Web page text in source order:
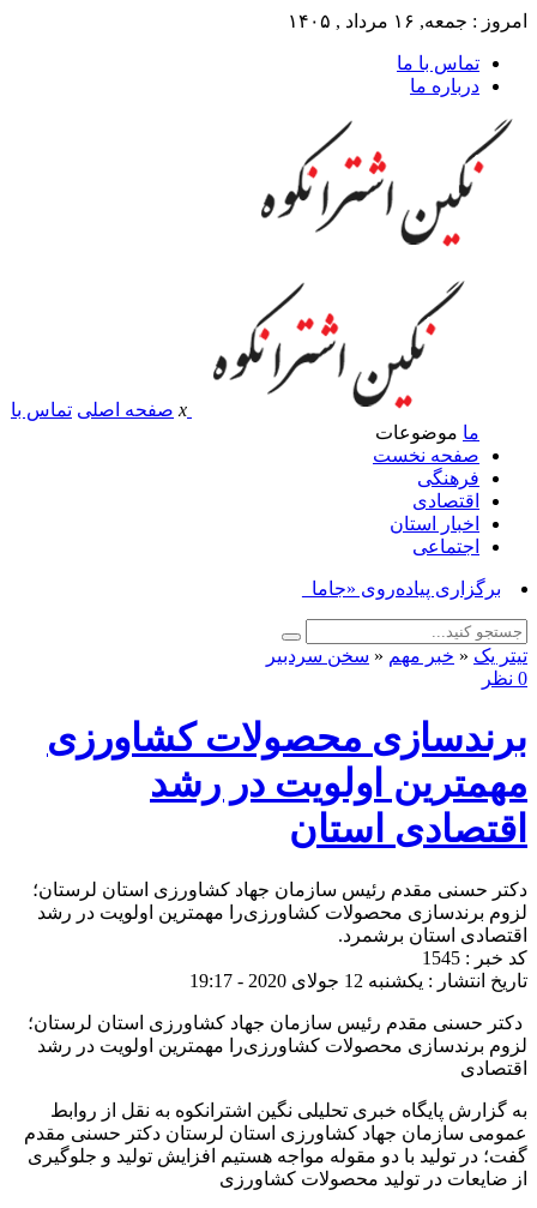
امروز : جمعه, ۱۶ مرداد , ۱۴۰۵
تماس با ما
درباره ما
x صفحه اصلی تماس با
ما موضوعات
صفحه نخست
فرهنگی
اقتصادی
اخبار استان
اجتماعی
برگزاری پیاده‌روی «جاماندگان ا_
تیتر یک « خبر مهم « سخن سردبیر
0 نظر
برندسازی محصولات کشاورزی‌
مهمترین اولویت در رشد
اقتصادی استان
دکتر حسنی مقدم رئیس سازمان جهاد کشاورزی استان لرستان؛
لزوم برندسازی محصولات کشاورزی‌را مهمترین اولویت در رشد
اقتصادی استان برشمرد.
کد خبر : 1545
تاریخ انتشار : یکشنبه 12 جولای 2020 - 19:17
‍ دکتر حسنی مقدم رئیس سازمان جهاد کشاورزی استان لرستان؛
لزوم برندسازی محصولات کشاورزی‌را مهمترین اولویت در رشد
اقتصادی
به گزارش پایگاه خبری تحلیلی نگین اشترانکوه به نقل از روابط
عمومی سازمان جهاد کشاورزی استان لرستان دکتر حسنی مقدم
گفت؛ در تولید با دو مقوله مواجه هستیم افزایش تولید و جلوگیری
از ضایعات در تولید محصولات کشاورزی